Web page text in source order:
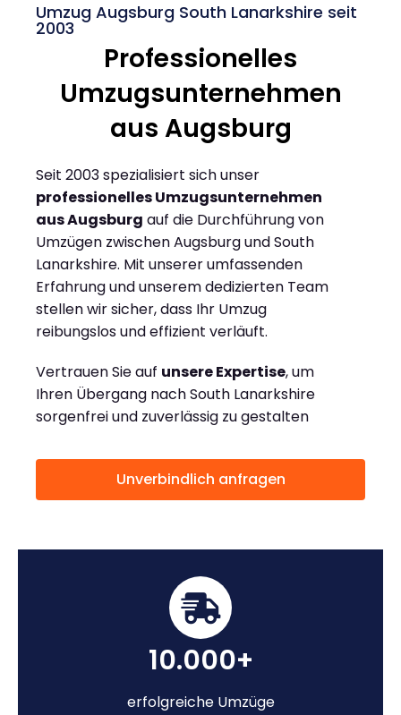
Umzug Augsburg South Lanarkshire seit
2003
Professionelles
Umzugsunternehmen
aus Augsburg
Seit 2003 spezialisiert sich unser
professionelles Umzugsunternehmen
aus Augsburg auf die Durchführung von
Umzügen zwischen Augsburg und South
Lanarkshire. Mit unserer umfassenden
Erfahrung und unserem dedizierten Team
stellen wir sicher, dass Ihr Umzug
reibungslos und effizient verläuft.
Vertrauen Sie auf unsere Expertise, um
Ihren Übergang nach South Lanarkshire
sorgenfrei und zuverlässig zu gestalten
Unverbindlich anfragen
10.000+
erfolgreiche Umzüge